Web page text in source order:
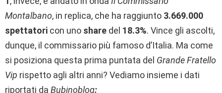
Montalbano, in replica, che ha raggiunto 3.669.000
spettatori con uno share del 18.3%. Vince gli ascolti,
dunque, il commissario più famoso d’Italia. Ma come
si posiziona questa prima puntata del Grande Fratello
Vip rispetto agli altri anni? Vediamo insieme i dati
riportati da Bubinoblog: